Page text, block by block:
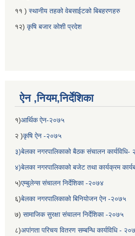
११ ) स्थानीय तहको वेबसाईटको बिबहरणहरु
१२) कृषि बजार कोशी प्रदेश
ऐन ,नियम,निर्देशिका
१)आर्थिक ऐन-२०७५
२ )कृषि ऐन -२०७५
३)बेलका नगरपालिकाको बैठक संचालन कार्यविधि-
४)बेलका नगरपालिकाको बजेट तथा कार्यक्रम
५)एम्बुलेन्स संचालन निर्देशिका -२०७४
६)बेलका नगरपालिकाको बिनियोजन ऐन -२०७५
७) सामाजिक सुरक्षा संचालन निर्देशिका -२०७५
८)अपांगता परिचय वितरण सम्बन्धि कार्यविधि -